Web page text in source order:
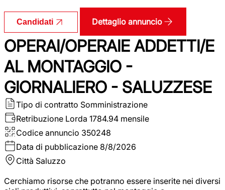
Candidati Dettaglio annuncio
OPERAI/OPERAIE ADDETTI/E
AL MONTAGGIO -
GIORNALIERO - SALUZZESE
Tipo di contratto Somministrazione
Retribuzione Lorda 1784.94 mensile
Codice annuncio 350248
Data di pubblicazione 8/8/2026
Città Saluzzo
Cerchiamo risorse che potranno essere inserite nei diversi